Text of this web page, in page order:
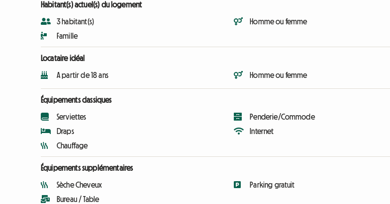
Habitant(s) actuel(s) du logement
3 habitant(s)
Famille
Homme ou femme
Locataire idéal
A partir de 18 ans Homme ou femme
Équipements classiques
Serviettes
Draps
Chauffage
Penderie/Commode
Internet
Équipements supplémentaires
Sèche Cheveux
Bureau / Table
Parking gratuit